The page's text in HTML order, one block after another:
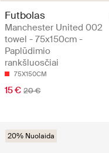
Futbolas
Manchester United 002
towel - 75x150cm -
Paplūdimio
rankšluosčiai
75X150CM
15 € 20 €
20% Nuolaida